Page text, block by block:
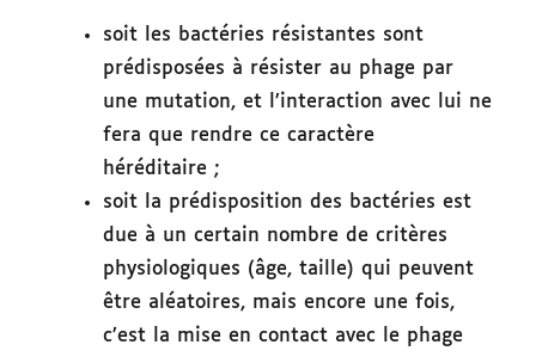
soit les bactéries résistantes sont
prédisposées à résister au phage par
une mutation, et l’interaction avec lui ne
fera que rendre ce caractère
héréditaire ;
soit la prédisposition des bactéries est
due à un certain nombre de critères
physiologiques (âge, taille) qui peuvent
être aléatoires, mais encore une fois,
c’est la mise en contact avec le phage